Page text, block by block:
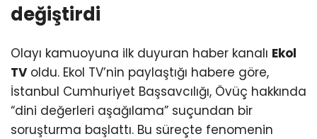
değiştirdi
Olayı kamuoyuna ilk duyuran haber kanalı Ekol
TV oldu. Ekol TV’nin paylaştığı habere göre,
İstanbul Cumhuriyet Başsavcılığı, Övüç hakkında
“dini değerleri aşağılama” suçundan bir
soruşturma başlattı. Bu süreçte fenomenin